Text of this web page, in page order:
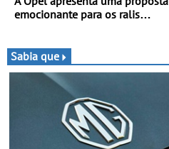
emocionante para os ralis
apelativo e uma equipa júnior
competitiva
Sabia que